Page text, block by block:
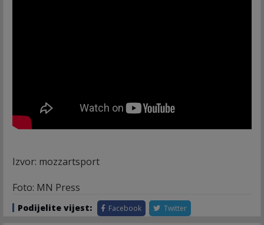
Izvor: mozzartsport
Foto: MN Press
Podijelite vijest: Facebook Twitter